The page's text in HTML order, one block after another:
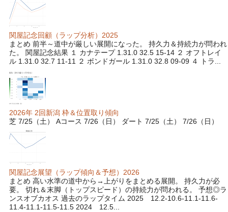
関屋記念回顧（ラップ分析）2025
まとめ 前半～道中が厳しい展開になった。 持久力＆持続力が問われ
た。 関屋記念結果 １ カナテープ 1.31.0 32.5 15-14 ２ オフトレイ
ル 1.31.0 32.7 11-11 ２ ボンドガール 1.31.0 32.8 09-09 ４ トラ...
2026年 2回新潟 枠＆位置取り傾向
芝 7/25（土） Aコース 7/26（日） ダート 7/25（土） 7/26（日）
関屋記念展望（ラップ傾向＆予想）2026
まとめ 高い水準の道中から→上がりをまとめる展開。 持久力が必
要。 切れ＆末脚（トップスピード）の持続力が問われる。 予想◎ラ
ンスオブカオス 過去のラップタイム 2025 12.2-10.6-11.1-11.6-
11.4-11.1-11.5-11.5 2024 12.5...